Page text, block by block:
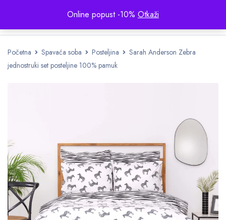
Online popust -10% Otkaži
Početna Spavaća soba Posteljina
Sarah Anderson Zebra
jednostruki set posteljine 100% pamuk